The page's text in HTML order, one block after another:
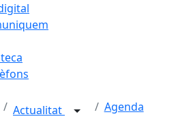
Actualitat Agenda